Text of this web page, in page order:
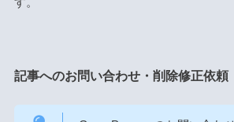
記事へのお問い合わせ・削除修正依頼